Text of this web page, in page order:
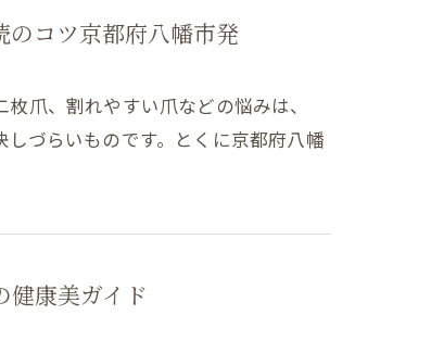
のコツ京都府八幡市発
爪、割れやすい爪などの悩みは、
づらいものです。とくに京都府八幡
健康美ガイド